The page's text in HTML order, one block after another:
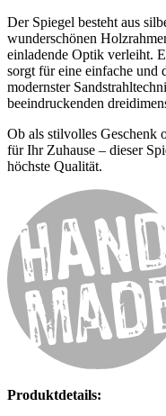
Der Spiegel besteht aus
wunderschönen
einladende Optik verleiht.
sorgt für eine einfache
modernster
beeindruckenden
Ob als stilvolles Geschenk
für Ihr Zuhause – dieser
höchste Qualität.
Produktdetails: